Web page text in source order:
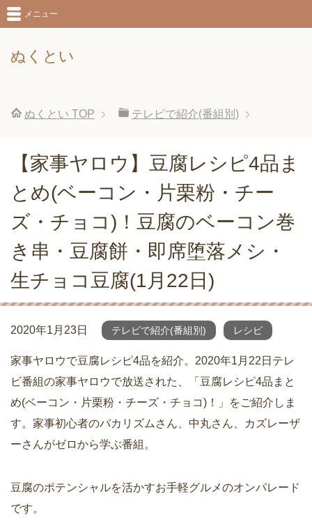
ぬくとい
メニュー
ぬくとい TOP テレビで紹介(番組別)
【家事ヤロウ】豆腐レシピ4品ま
とめ(ベーコン・片栗粉・チー
ズ・チョコ)！豆腐のベーコン巻
き串・豆腐餅・即席堕落メシ・
生チョコ豆腐(1月22日)
2020年1月23日 テレビで紹介(番組別) レシピ
家事ヤロウで豆腐レシピ4品を紹介。2020年1月22日テレ
ビ番組の家事ヤロウで放送された、「豆腐レシピ4品まと
め(ベーコン・片栗粉・チーズ・チョコ)！」をご紹介しま
す。家事初心者のバカリズムさん、中丸さん、カズレーザ
ーさんがゼロから学ぶ番組。
豆腐のポテンシャルを活かすお手軽グルメのオンパレード
です。